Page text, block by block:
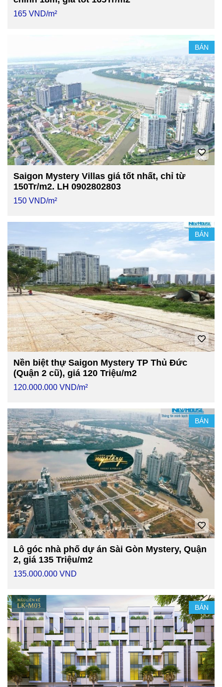
165 VND/m²
BÁN
Saigon Mystery Villas giá tốt nhất, chỉ từ
150Tr/m2. LH 0902802803
150 VND/m²
BÁN
Nền biệt thự Saigon Mystery TP Thủ Đức
(Quận 2 cũ), giá 120 Triệu/m2
120.000.000 VND/m²
BÁN
Lô góc nhà phố dự án Sài Gòn Mystery, Quận
2, giá 135 Triệu/m2
135.000.000 VND
BÁN